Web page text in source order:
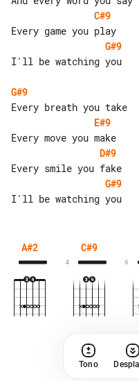
C#9
G#9
I'll be watching you
G#9
E#9
D#9
G#9
A#2 C#9
4 6
Tono